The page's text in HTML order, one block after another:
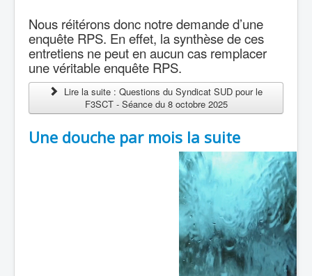
Nous réitérons donc notre demande d’une
enquête RPS. En effet, la synthèse de ces
entretiens ne peut en aucun cas remplacer
une véritable enquête RPS.
Lire la suite : Questions du Syndicat SUD pour le
F3SCT - Séance du 8 octobre 2025
Une douche par mois la suite